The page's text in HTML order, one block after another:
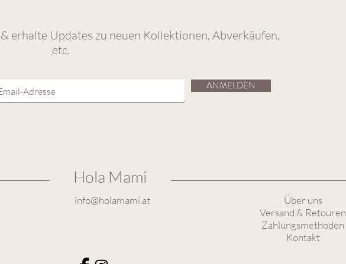
erhalte Updates zu neuen Kollektionen, Abverkäufen,
etc.
ANMELDEN
Hola Mami
info@holamami.at
Über uns
Versand & Retouren
Zahlungsmethoden
Kontakt